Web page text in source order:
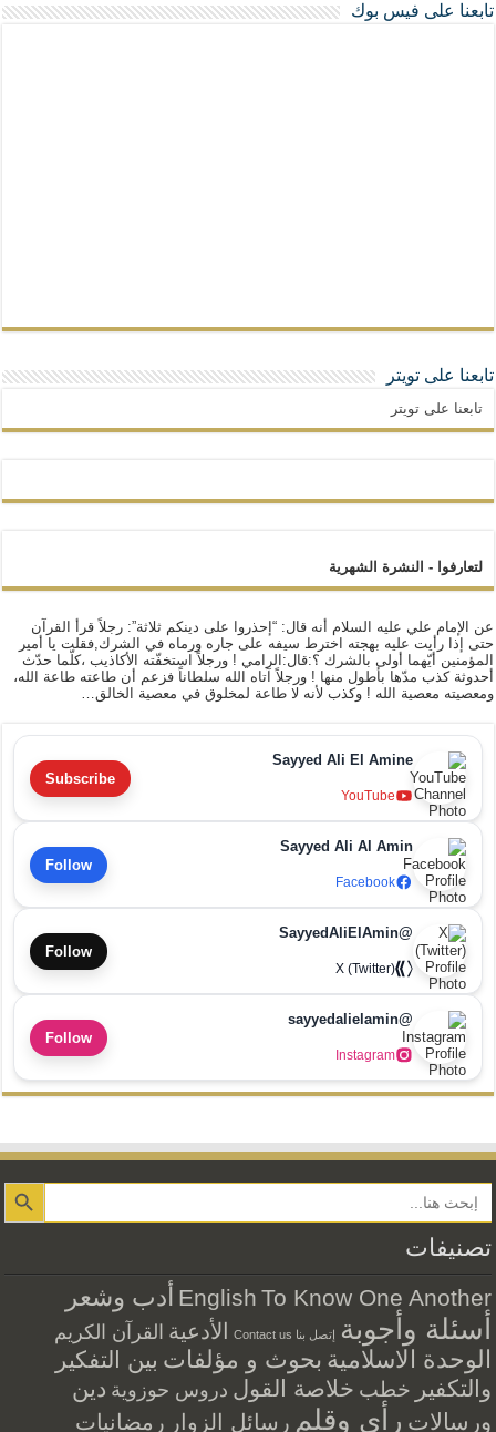
تابعنا على فيس بوك
تابعنا على تويتر
تابعنا على تويتر
لتعارفوا - النشرة الشهرية
عن الإمام علي عليه السلام أنه قال: “إحذروا على دينكم ثلاثة”: رجلاً قرأ القرآن
حتى إذا رأيت عليه بهجته اخترط سيفه على جاره ورماه في الشرك,فقلت يا أمير
المؤمنين أيّهما أولى بالشرك ؟:قال:الرامي ! ورجلاً استخفّته الأكاذيب ،كلّما حدّث
أحدوثة كذب مدّها بأطول منها ! ورجلاً آتاه الله سلطاناً فزعم أن طاعته طاعة الله،
ومعصيته معصية الله ! وكذب لأنه لا طاعة لمخلوق في معصية الخالق…
Sayyed Ali El Amine
YouTube
Subscribe
Sayyed Ali Al Amin
Facebook
Follow
@SayyedAliElAmin
X (Twitter)
Follow
@sayyedalielamin
Instagram
Follow
Search Button
تصنيفات
English To Know One Another أدب وشعر
أسئلة وأجوبة إتصل بنا Contact us الأدعية القرآن الكريم
الوحدة الاسلامية بحوث و مؤلفات بين التفكير
والتكفير خطب خلاصة القول دروس حوزوية دين
ورسالات رأي وقلم رسائل الزوار رمضانيات